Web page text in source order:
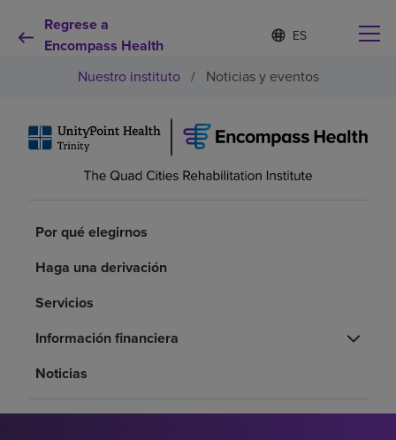
Regrese a
Encompass Health
Lista
de
contraída
d
o
e
e
Por qué debe elegirnos
Recursos de salud
Nuestro instituto / Noticias y eventos
Por qué elegirnos
Haga una derivación
Servicios
Información financiera
Noticias